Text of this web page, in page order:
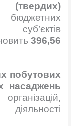
(твердих)
396,56
побутових
насаджень